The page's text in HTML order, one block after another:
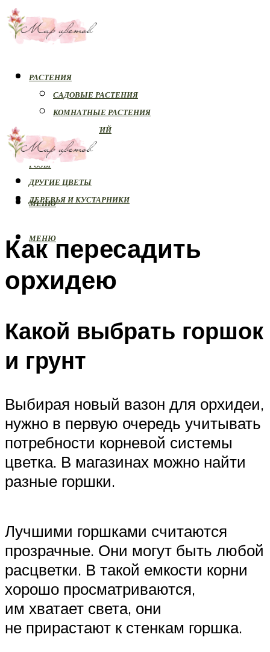
РАСТЕНИЯ
САДОВЫЕ РАСТЕНИЯ
КОМНАТНЫЕ РАСТЕНИЯ
БОЛЕЗНИ РАСТЕНИЙ
ОРХИДЕИ
РОЗЫ
ДРУГИЕ ЦВЕТЫ
ДЕРЕВЬЯ И КУСТАРНИКИ
МЕНЮ
МЕНЮ
Как пересадить
орхидею
Какой выбрать горшок
и грунт
Выбирая новый вазон для орхидеи,
нужно в первую очередь учитывать
потребности корневой системы
цветка. В магазинах можно найти
разные горшки.
Лучшими горшками считаются
прозрачные. Они могут быть любой
расцветки. В такой емкости корни
хорошо просматриваются,
им хватает света, они
не прирастают к стенкам горшка.